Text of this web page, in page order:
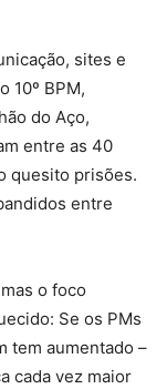
sites e
10º BPM,
do Aço,
entre as 40
quesito prisões.
entre
o foco
Se os PMs
tem aumentado –
cada vez maior